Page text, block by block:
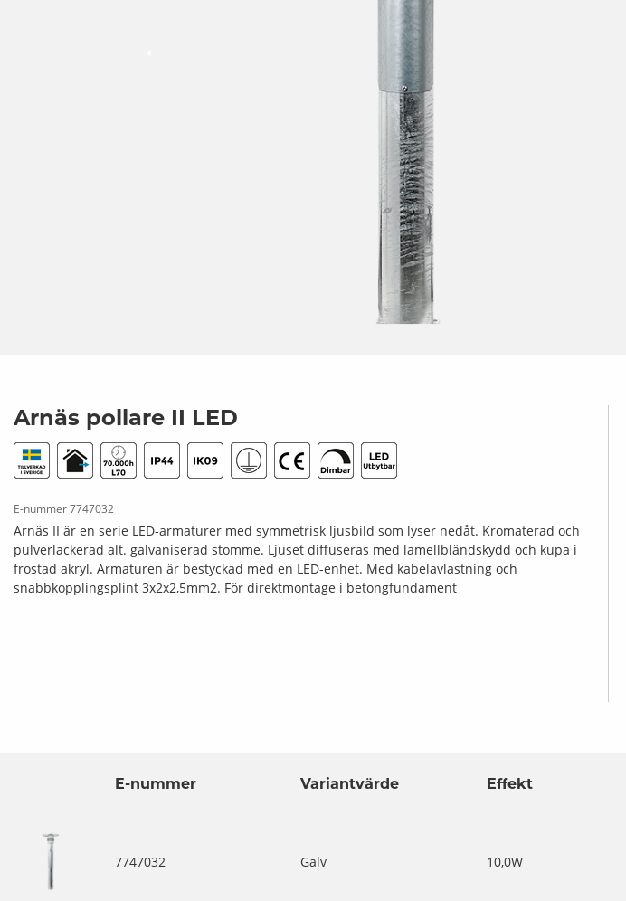
Arbetslampor
Strålkastare
Arnäs pollare II LED
E-nummer7747032
Arnäs II är en serie LED-armaturer med symmetrisk ljusbild som lyser nedåt. Kromaterad och
pulverlackerad alt. galvaniserad stomme. Ljuset diffuseras med lamellbländskydd och kupa i
frostad akryl. Armaturen är bestyckad med en LED-enhet. Med kabelavlastning och
snabbkopplingsplint 3x2x2,5mm2. För direktmontage i betongfundament
E-nummer Variantvärde Effekt
7747032 Galv 10,0W